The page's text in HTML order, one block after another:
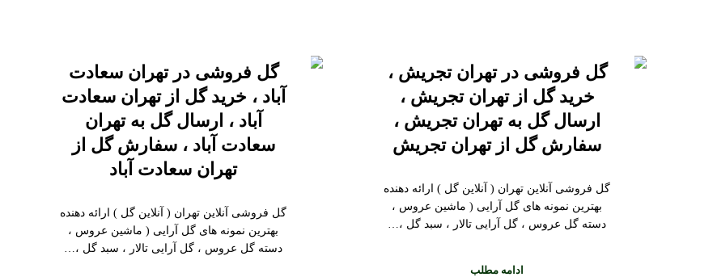
گل فروشی در تهران تجریش ،
خرید گل از تهران تجریش ،
ارسال گل به تهران تجریش ،
سفارش گل از تهران تجریش
گل فروشی آنلاین تهران ( آنلاین گل ) ارائه دهنده
بهترین نمونه های گل آرایی ( ماشین عروس ،
دسته گل عروس ، گل آرایی تالار ، سبد گل ،…
ادامه مطلب
گل فروشی در تهران سعادت
آباد ، خرید گل از تهران سعادت
آباد ، ارسال گل به تهران
سعادت آباد ، سفارش گل از
تهران سعادت آباد
گل فروشی آنلاین تهران ( آنلاین گل ) ارائه دهنده
بهترین نمونه های گل آرایی ( ماشین عروس ،
دسته گل عروس ، گل آرایی تالار ، سبد گل ،…